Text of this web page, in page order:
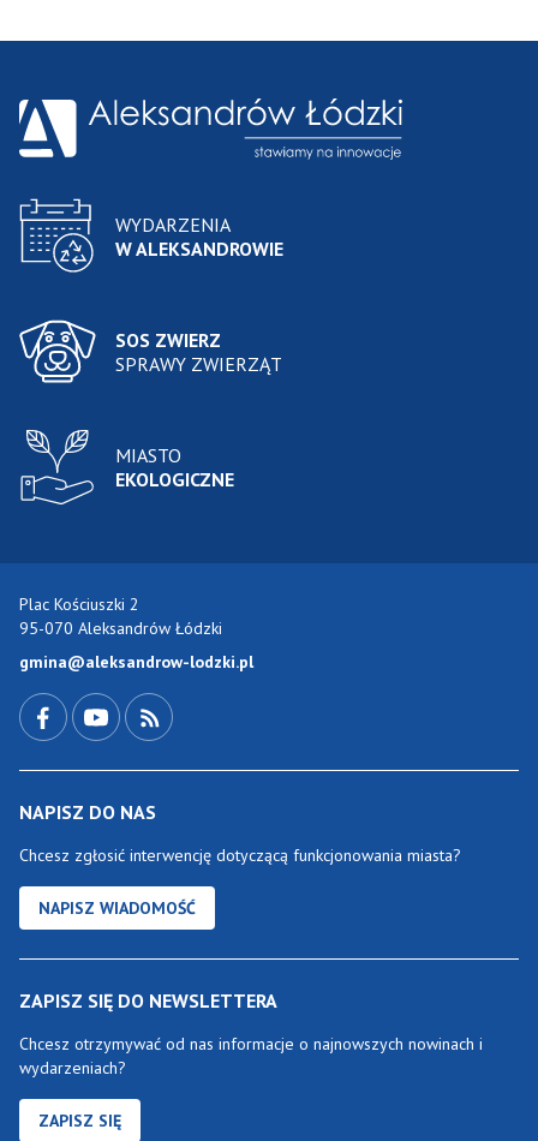
WYDARZENIA
W ALEKSANDROWIE
SOS ZWIERZ
SPRAWY ZWIERZĄT
MIASTO
EKOLOGICZNE
Plac Kościuszki 2
95-070 Aleksandrów Łódzki
gmina@aleksandrow-lodzki.pl
NAPISZ DO NAS
Chcesz zgłosić interwencję dotyczącą funkcjonowania miasta?
NAPISZ WIADOMOŚĆ
ZAPISZ SIĘ DO NEWSLETTERA
Chcesz otrzymywać od nas informacje o najnowszych nowinach i
wydarzeniach?
ZAPISZ SIĘ